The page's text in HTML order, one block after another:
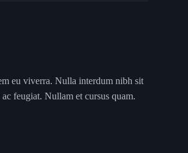
eu viverra. Nulla interdum nibh sit
feugiat. Nullam et cursus quam.